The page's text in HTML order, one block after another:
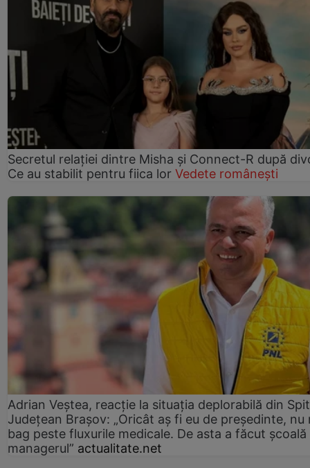
Secretul relației dintre Misha și Connect-R după
Ce au stabilit pentru fiica lor Vedete românești
Adrian Veștea, reacție la situația deplorabilă din
Județean Brașov: „Oricât aș fi eu de președinte, nu
bag peste fluxurile medicale. De asta a făcut școală
managerul” actualitate.net